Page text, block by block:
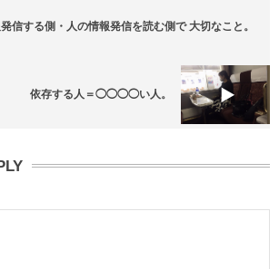
信する側・人の情報発信を読む側で 大切なこと。
依存する人＝◯◯◯◯い人。